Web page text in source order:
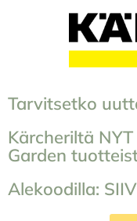
Tarvitsetko
Kärcheriltä
Garden
Alekoodilla: